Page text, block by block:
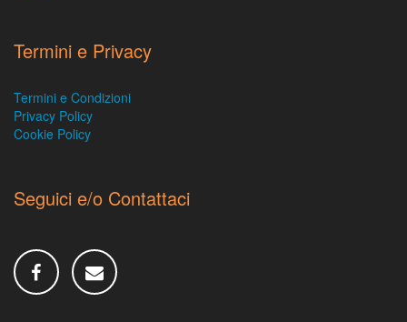
Termini e Privacy
Termini e Condizioni
Privacy Policy
Cookie Policy
Seguici e/o Contattaci